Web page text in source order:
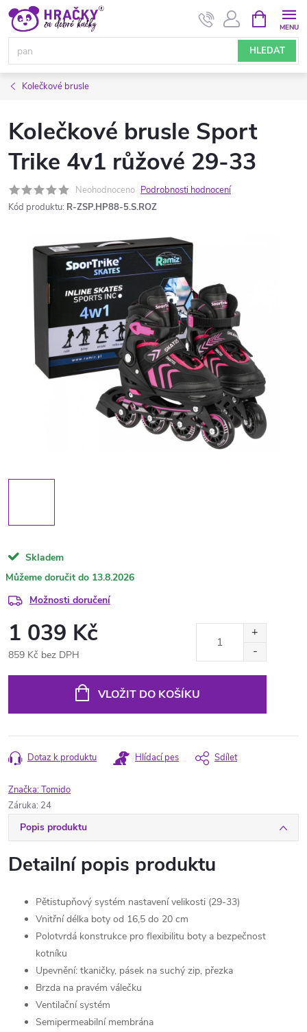
Přejít
obsah
HLEDAT
NÁKUPNÍ
KOŠÍK
Kolečkové brusle
Kolečkové brusle Sport
Trike 4v1 růžové 29-33
Neohodnoceno Podrobnosti hodnocení
Kód produktu: R-ZSP.HP88-5.S.ROZ
Skladem
13.8.2026
Možnosti doručení
1 039 Kč
859 Kč bez DPH
VLOŽIT DO KOŠÍKU
Dotaz k produktu Hlídací pes Sdílet
Značka:Tomido
Záruka: 24
Popis produktu
Detailní popis produktu
Pětistupňový systém nastavení velikosti (29-33)
Vnitřní délka boty od 16,5 do 20 cm
Polotvrdá konstrukce pro flexibilitu boty a bezpečnost
kotníku
Upevnění: tkaničky, pásek na suchý zip, přezka
Brzda na pravém válečku
Ventilační systém
Semipermeabilní membrána